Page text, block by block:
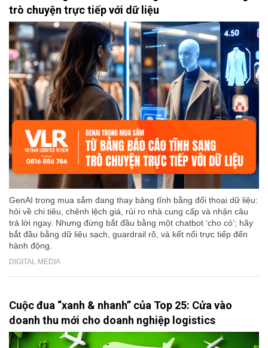
trò chuyện trực tiếp với dữ liệu
GenAI trong mua sắm đang thay bảng tĩnh bằng đối thoại dữ liệu:
hỏi về chi tiêu, chênh lệch giá, rủi ro nhà cung cấp và nhận câu
trả lời ngay. Nhưng đừng bắt đầu bằng một chatbot ‘cho có’; hãy
bắt đầu bằng dữ liệu sạch, guardrail rõ, và kết nối trực tiếp đến
hành động.
DIGITAL MEDIA
Cuộc đua “xanh & nhanh” của Top 25: Cửa vào
doanh thu mới cho doanh nghiệp logistics